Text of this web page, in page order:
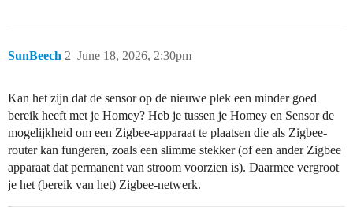
SunBeech June 18, 2026, 2:30pm
2
Kan het zijn dat de sensor op de nieuwe plek een minder goed
bereik heeft met je Homey? Heb je tussen je Homey en Sensor de
mogelijkheid om een Zigbee-apparaat te plaatsen die als Zigbee-
router kan fungeren, zoals een slimme stekker (of een ander Zigbee
apparaat dat permanent van stroom voorzien is). Daarmee vergroot
je het (bereik van het) Zigbee-netwerk.